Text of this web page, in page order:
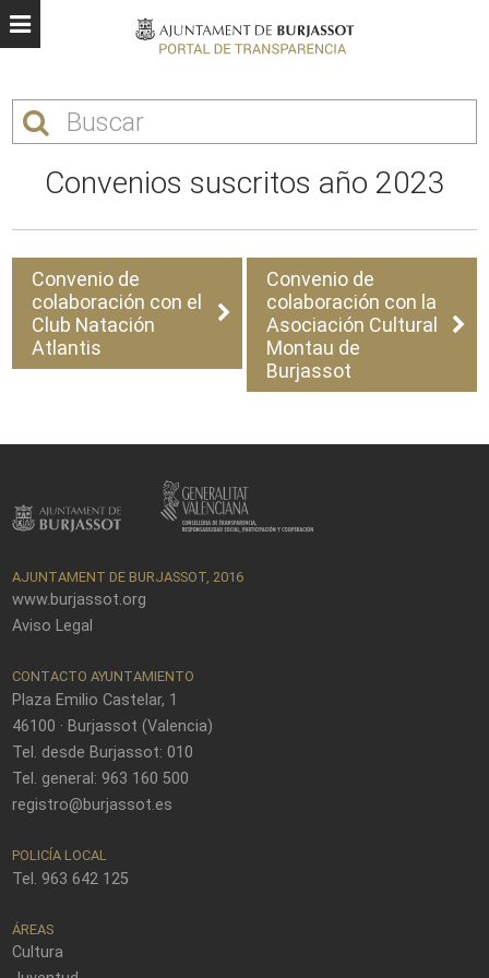
Convenios suscritos año 2023
Convenio de
colaboración con el
Club Natación
Atlantis
Convenio de
colaboración con la
Asociación Cultural
Montau de
Burjassot
AJUNTAMENT DE BURJASSOT, 2016
www.burjassot.org
Aviso Legal
CONTACTO AYUNTAMIENTO
Plaza Emilio Castelar, 1
46100 · Burjassot (Valencia)
Tel. desde Burjassot: 010
Tel. general: 963 160 500
registro@burjassot.es
POLICÍA LOCAL
Tel. 963 642 125
ÁREAS
Cultura